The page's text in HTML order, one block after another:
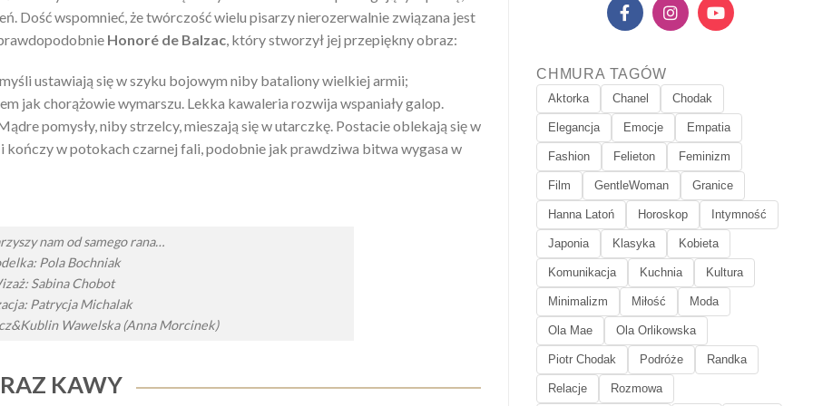
Dość wspomnieć, że twórczość wielu pisarzy nierozerwalnie związana jest
Honoré de Balzac , który stworzył jej przepiękny obraz:
ustawiają się w szyku bojowym niby bataliony wielkiej armii;
jak chorążowie wymarszu. Lekka kawaleria rozwija wspaniały galop.
pomysły, niby strzelcy, mieszają się w utarczkę. Postacie oblekają się w
kończy w potokach czarnej fali, podobnie jak prawdziwa bitwa wygasa w
nam od samego rana…
Pola Bochniak
Sabina Chobot
Patrycja Michalak
Wawelska (Anna Morcinek)
KAWY
CHMURA TAGÓW
Aktorka Chanel Chodak
Elegancja Emocje Empatia
Fashion Felieton Feminizm
Film GentleWoman Granice
Hanna Latoń Horoskop Intymność
Japonia Klasyka Kobieta
Komunikacja Kuchnia Kultura
Minimalizm Miłość Moda
Ola Mae Ola Orlikowska
Piotr Chodak Podróże Randka
Relacje Rozmowa